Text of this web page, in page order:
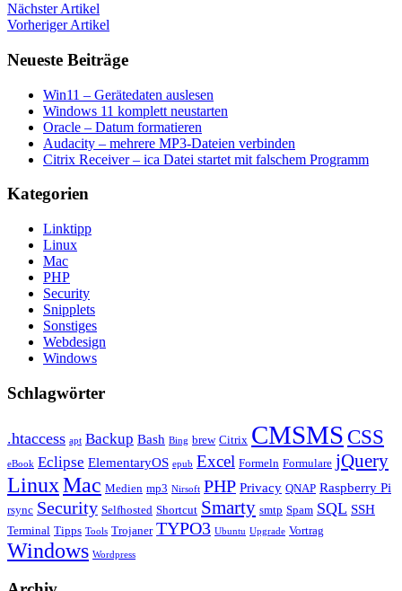
Nächster Artikel
Vorheriger Artikel
Neueste Beiträge
Win11 – Gerätedaten auslesen
Windows 11 komplett neustarten
Oracle – Datum formatieren
Audacity – mehrere MP3-Dateien verbinden
Citrix Receiver – ica Datei startet mit falschem Programm
Kategorien
Linktipp
Linux
Mac
PHP
Security
Snipplets
Sonstiges
Webdesign
Windows
Schlagwörter
.htaccess apt Backup Bash Bing brew Citrix CMSMS CSS
eBook Eclipse ElementaryOS epub Excel Formeln Formulare jQuery
LinuxMac Medien mp3 Nirsoft PHP Privacy QNAP Raspberry Pi
rsync Security Selfhosted Shortcut Smarty smtp Spam SQL SSH
Terminal Tipps Tools Trojaner TYPO3 Ubuntu Upgrade Vortrag
Windows Wordpress